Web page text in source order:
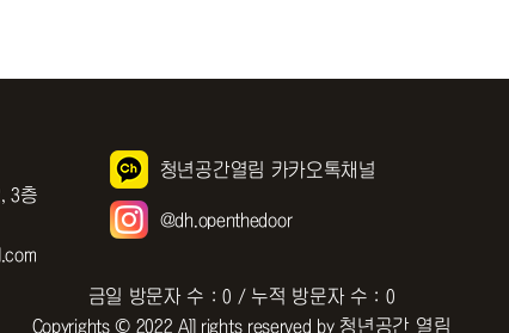
3층
청년공간열림 카카오톡채널
@dh.openthedoor
금일 방문자 수 : 0 / 누적 방문자 수 : 0
Copyrights © 2022 All rights reserved by 청년공간 열림